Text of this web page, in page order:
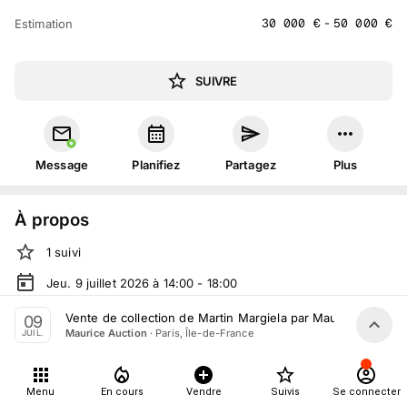
Estimation 30 000 €- 50 000 €
SUIVRE
Message Planifiez Partagez Plus
À propos
1 suivi
Jeu. 9 juillet 2026 à 14:00 - 18:00
Vente volontaireorganiséeparMaurice Auction
En salle :
Tout le monde peut participer
09
JUIL.
Vente de collection de Martin Margiela par Maurice
Maurice Auction · Paris, Île-de-France
Menu En cours Vendre Suivis Se connecter